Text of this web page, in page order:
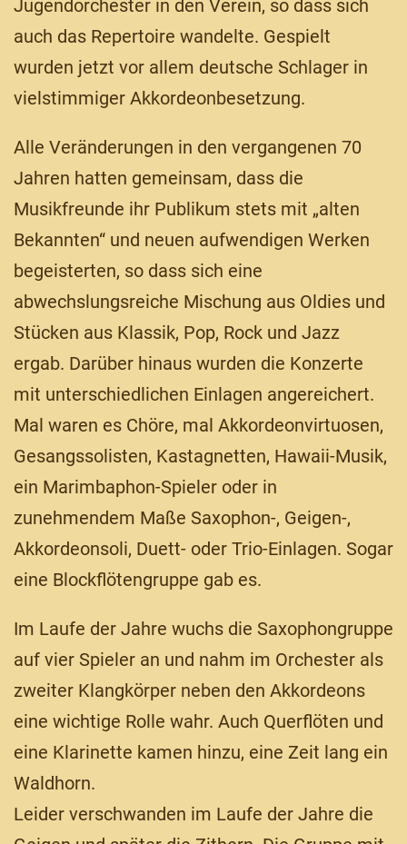
Jugendorchester in den Verein, so dass sich
auch das Repertoire wandelte. Gespielt
wurden jetzt vor allem deutsche Schlager in
vielstimmiger Akkordeonbesetzung.
Alle Veränderungen in den vergangenen 70
Jahren hatten gemeinsam, dass die
Musikfreunde ihr Publikum stets mit „alten
Bekannten“ und neuen aufwendigen Werken
begeisterten, so dass sich eine
abwechslungsreiche Mischung aus Oldies und
Stücken aus Klassik, Pop, Rock und Jazz
ergab. Darüber hinaus wurden die Konzerte
mit unterschiedlichen Einlagen angereichert.
Mal waren es Chöre, mal Akkordeonvirtuosen,
Gesangssolisten, Kastagnetten, Hawaii-Musik,
ein Marimbaphon-Spieler oder in
zunehmendem Maße Saxophon-, Geigen-,
Akkordeonsoli, Duett- oder Trio-Einlagen. Sogar
eine Blockflötengruppe gab es.
Im Laufe der Jahre wuchs die Saxophongruppe
auf vier Spieler an und nahm im Orchester als
zweiter Klangkörper neben den Akkordeons
eine wichtige Rolle wahr. Auch Querflöten und
eine Klarinette kamen hinzu, eine Zeit lang ein
Waldhorn.
Leider verschwanden im Laufe der Jahre die